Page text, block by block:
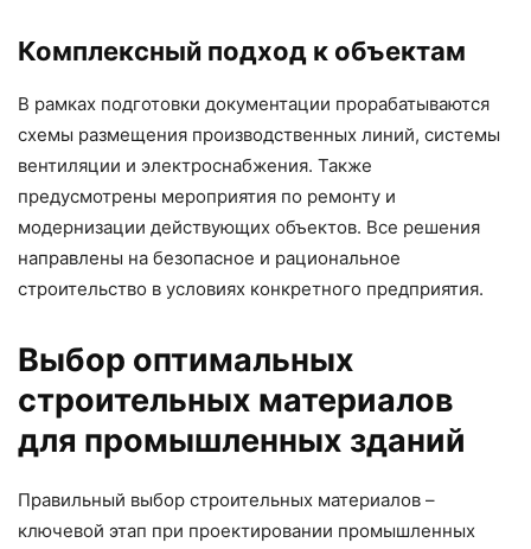
Комплексный подход к объектам
В рамках подготовки документации прорабатываются
схемы размещения производственных линий, системы
вентиляции и электроснабжения. Также
предусмотрены мероприятия по ремонту и
модернизации действующих объектов. Все решения
направлены на безопасное и рациональное
строительство в условиях конкретного предприятия.
Выбор оптимальных
строительных материалов
для промышленных зданий
Правильный выбор строительных материалов –
ключевой этап при проектировании промышленных